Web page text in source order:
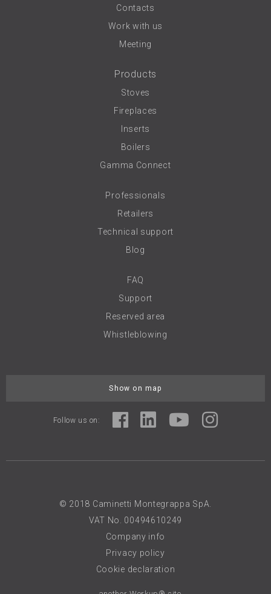
Contacts
Work with us
Meeting
Products
Stoves
Fireplaces
Inserts
Boilers
Gamma Connect
Professionals
Retailers
Technical support
Blog
FAQ
Support
Reserved area
Whistleblowing
Show on map
Follow us on:
© 2018 Caminetti Montegrappa SpA.
VAT No. 00494610249
Company info
Privacy policy
Cookie declaration